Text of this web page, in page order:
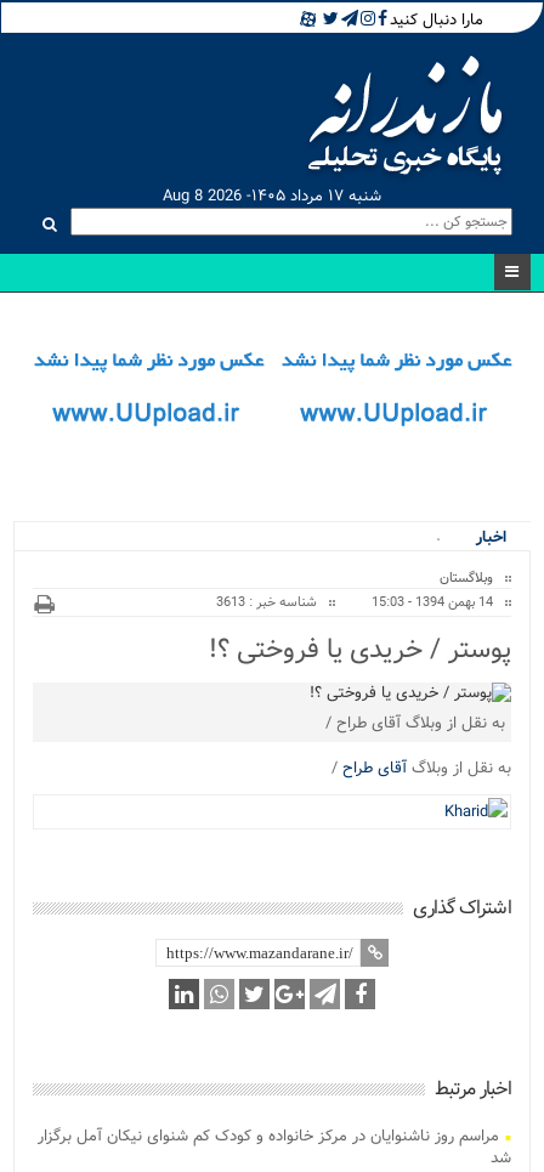
مارا دنبال کنید
شنبه ۱۷ مرداد ۱۴۰۵- Aug 8 2026
اخبار
۴ پ_
وبلاگستان
14 بهمن 1394 - 15:03
شناسه خبر : 3613
پوستر / خریدی یا فروختی ؟!
به نقل از وبلاگ آقای طراح /
به نقل از وبلاگآقای طراح/
اشتراک گذاری
اخبار مرتبط
مراسم روز ناشنوایان در مرکز خانواده و کودک کم شنوای نیکان آمل برگزار
شد